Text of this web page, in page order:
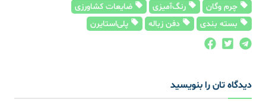
چرم وگان
رنگ‌آمیزی
ضایعات کشاورزی
بسته بندی
دفن زباله پلی‌استایرن
دیدگاه تان را بنویسید